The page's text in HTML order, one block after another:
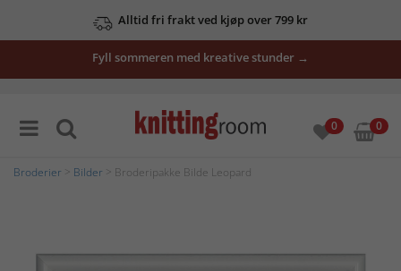
Alltid fri frakt ved kjøp over 799 kr
Fyll sommeren med kreative stunder →
0 0
Broderier Bilder > Broderipakke Bilde Leopard